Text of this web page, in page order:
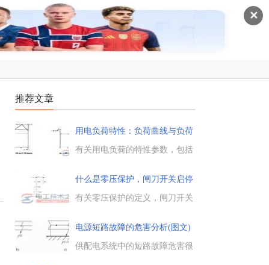
✕
推荐文章
用电负荷特性：负荷曲线与负荷
率
有关用电负荷的特性参数，包括
线又细分为日负荷曲线、日平均
负荷曲线、负荷持续曲线与年负
荷曲线等。...
什么是零压保护，闸刀开关启停
电动
有关零压保护的定义，闸刀开关
压保护又称失压保护或欠压保
护，闸刀开关启动和停止电动
机，起不到零压保护作用。...
电源短路故障的危害分析(图文)
供配电系统中的短路故障危害很